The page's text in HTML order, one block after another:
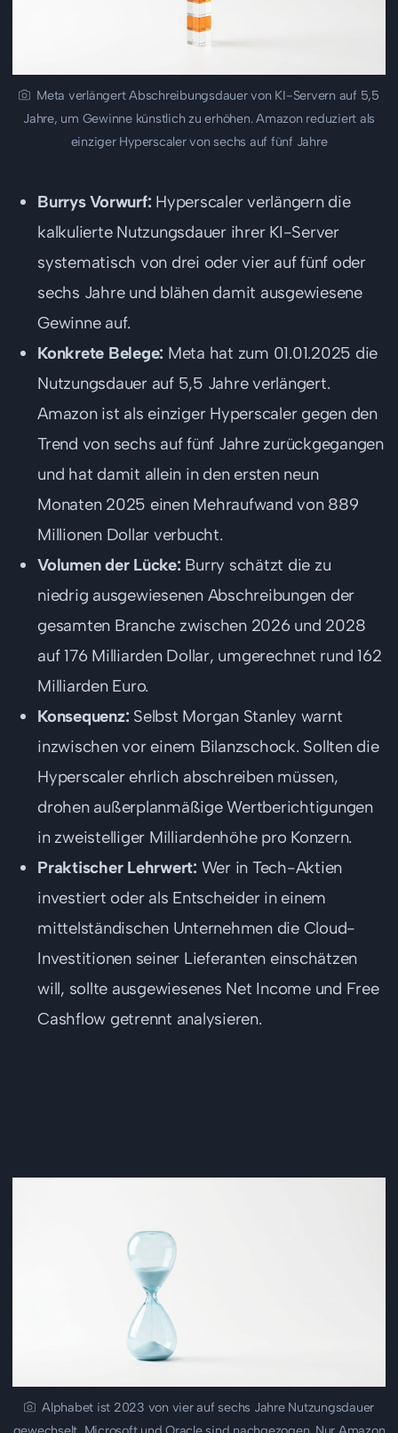
Meta verlängert Abschreibungsdauer von KI-Servern auf 5,5
Jahre, um Gewinne künstlich zu erhöhen. Amazon reduziert als
einziger Hyperscaler von sechs auf fünf Jahre
Burrys Vorwurf: Hyperscaler verlängern die
kalkulierte Nutzungsdauer ihrer KI-Server
systematisch von drei oder vier auf fünf oder
sechs Jahre und blähen damit ausgewiesene
Gewinne auf.
Konkrete Belege: Meta hat zum 01.01.2025 die
Nutzungsdauer auf 5,5 Jahre verlängert.
Amazon ist als einziger Hyperscaler gegen den
Trend von sechs auf fünf Jahre zurückgegangen
und hat damit allein in den ersten neun
Monaten 2025 einen Mehraufwand von 889
Millionen Dollar verbucht.
Volumen der Lücke: Burry schätzt die zu
niedrig ausgewiesenen Abschreibungen der
gesamten Branche zwischen 2026 und 2028
auf 176 Milliarden Dollar, umgerechnet rund 162
Milliarden Euro.
Konsequenz: Selbst Morgan Stanley warnt
inzwischen vor einem Bilanzschock. Sollten die
Hyperscaler ehrlich abschreiben müssen,
drohen außerplanmäßige Wertberichtigungen
in zweistelliger Milliardenhöhe pro Konzern.
Praktischer Lehrwert: Wer in Tech-Aktien
investiert oder als Entscheider in einem
mittelständischen Unternehmen die Cloud-
Investitionen seiner Lieferanten einschätzen
will, sollte ausgewiesenes Net Income und Free
Cashflow getrennt analysieren.
Alphabet ist 2023 von vier auf sechs Jahre Nutzungsdauer